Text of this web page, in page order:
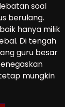
soal
berulang.
hanya milik
Di tengah
guru besar
mungkin